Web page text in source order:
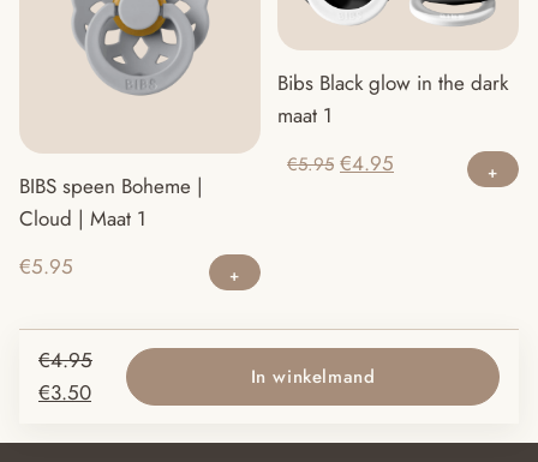
BIBS speen Boheme |
Cloud | Maat 1
€5.95
Bibs Black glow in the dark
maat 1
€5.95 Oorspronkelijke
€4.95
€4.95Oorspronkelijke
prijs
€3.50Huidige
In winkelmand